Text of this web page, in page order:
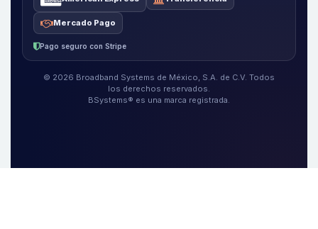
Mercado Pago
Pago seguro con Stripe
© 2026 Broadband Systems de México, S.A. de C.V. Todos
los derechos reservados.
BSystems® es una marca registrada.